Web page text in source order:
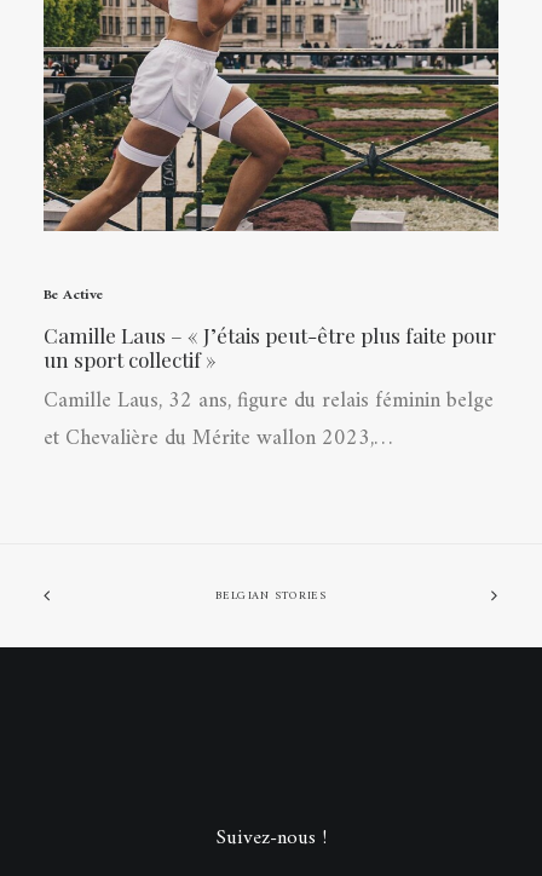
Be Active
Camille Laus – « J’étais peut-être plus faite pour
un sport collectif »
Camille Laus, 32 ans, figure du relais féminin belge
et Chevalière du Mérite wallon 2023,…
BELGIAN STORIES
Suivez-nous !